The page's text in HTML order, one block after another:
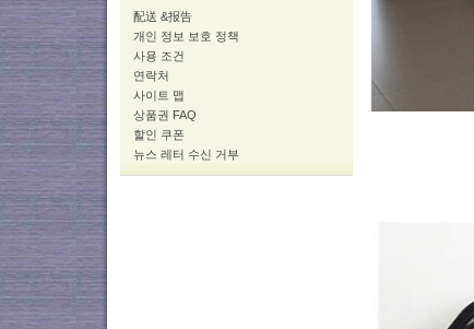
配送 &报告
개인 정보 보호 정책
사용 조건
연락처
사이트 맵
상품권 FAQ
할인 쿠폰
뉴스 레터 수신 거부